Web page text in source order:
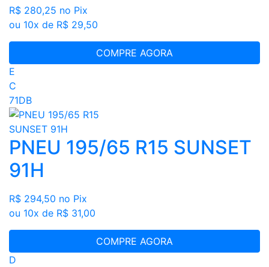
R$ 280,25 no Pix
ou 10x de R$ 29,50
COMPRE AGORA
E
C
71DB
PNEU 195/65 R15 SUNSET
91H
R$ 294,50 no Pix
ou 10x de R$ 31,00
COMPRE AGORA
D